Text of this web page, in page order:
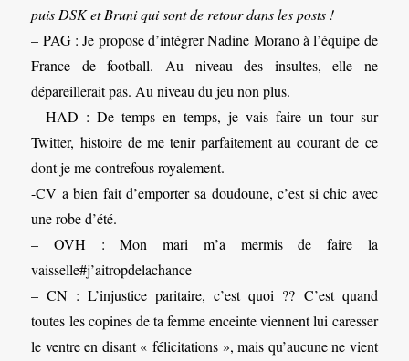
puis DSK et Bruni qui sont de retour dans les posts !
– PAG : Je propose d’intégrer Nadine Morano à l’équipe de
France de football. Au niveau des insultes, elle ne
dépareillerait pas. Au niveau du jeu non plus.
– HAD : De temps en temps, je vais faire un tour sur
Twitter, histoire de me tenir parfaitement au courant de ce
dont je me contrefous royalement.
-CV a bien fait d’emporter sa doudoune, c’est si chic avec
une robe d’été.
– OVH : Mon mari m’a mermis de faire la
vaisselle#j’aitropdelachance
– CN : L’injustice paritaire, c’est quoi ?? C’est quand
toutes les copines de ta femme enceinte viennent lui caresser
le ventre en disant « félicitations », mais qu’aucune ne vient